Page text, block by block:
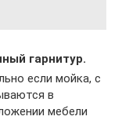
гарнитур.
если мойка, с
в
мебели